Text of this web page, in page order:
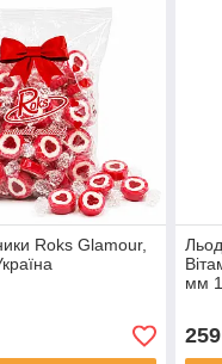
Roks Glamour,
мм
259